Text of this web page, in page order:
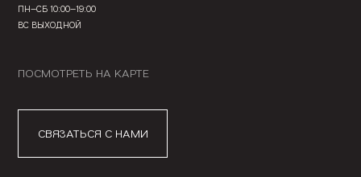
ПН—СБ 10:00—19:00
ВС ВЫХОДНОЙ
ПОСМОТРЕТЬ НА КАРТЕ
СВЯЗАТЬСЯ С НАМИ